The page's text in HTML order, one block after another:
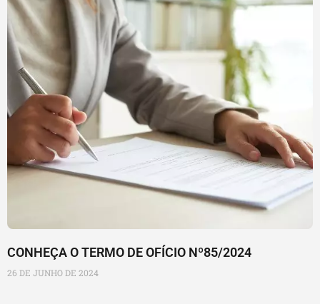
CONHEÇA O TERMO DE OFÍCIO Nº85/2024
26 DE JUNHO DE 2024